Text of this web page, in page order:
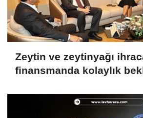
Zeytin ve zeytinyağı
finansmanda kolaylık